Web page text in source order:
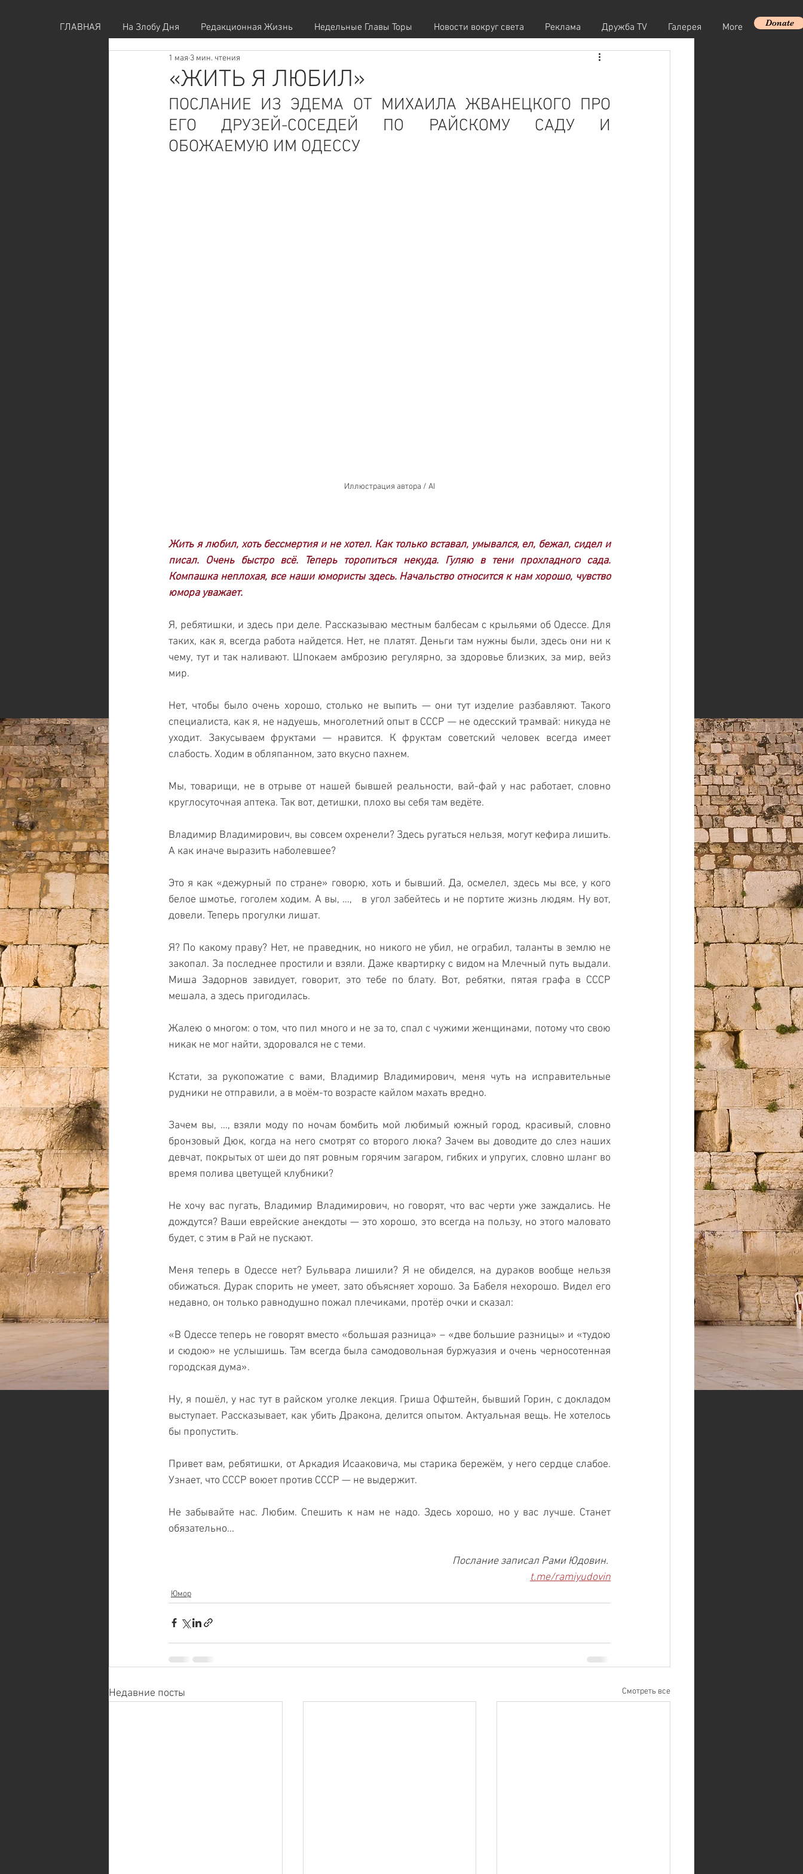
ГЛАВНАЯ На Злобу Дня Редакционная Жизнь Недельные Главы Торы Новости вокруг света Реклама Дружба TV Галерея More Donate
«ЖИТЬ Я ЛЮБИЛ»
1 мая 3 мин. чтения
ПОСЛАНИЕ ИЗ ЭДЕМА ОТ МИХАИЛА ЖВАНЕЦКОГО ПРО
ЕГО ДРУЗЕЙ-СОСЕДЕЙ ПО РАЙСКОМУ САДУ И
ОБОЖАЕМУЮ ИМ ОДЕССУ
Иллюстрация автора / AI
Жить я любил, хоть бессмертия и не хотел. Как только вставал, умывался, ел, бежал, сидел и
писал. Очень быстро всё. Теперь торопиться некуда. Гуляю в тени прохладного сада.
Компашка неплохая, все наши юмористы здесь. Начальство относится к нам хорошо, чувство
юмора уважает.
Я, ребятишки, и здесь при деле. Рассказываю местным балбесам с крыльями об Одессе. Для
таких, как я, всегда работа найдется. Нет, не платят. Деньги там нужны были, здесь они ни к
чему, тут и так наливают. Шпокаем амброзию регулярно, за здоровье близких, за мир, вейз
мир.
Нет, чтобы было очень хорошо, столько не выпить — они тут изделие разбавляют. Такого
специалиста, как я, не надуешь, многолетний опыт в СССР — не одесский трамвай: никуда не
уходит. Закусываем фруктами — нравится. К фруктам советский человек всегда имеет
слабость. Ходим в обляпанном, зато вкусно пахнем.
Мы, товарищи, не в отрыве от нашей бывшей реальности, вай-фай у нас работает, словно
круглосуточная аптека. Так вот, детишки, плохо вы себя там ведёте.
Владимир Владимирович, вы совсем охренели? Здесь ругаться нельзя, могут кефира лишить.
А как иначе выразить наболевшее?
Это я как «дежурный по стране» говорю, хоть и бывший. Да, осмелел, здесь мы все, у кого
белое шмотье, гоголем ходим. А вы, …,   в угол забейтесь и не портите жизнь людям. Ну вот,
довели. Теперь прогулки лишат.
Я? По какому праву? Нет, не праведник, но никого не убил, не ограбил, таланты в землю не
закопал. За последнее простили и взяли. Даже квартирку с видом на Млечный путь выдали.
Миша Задорнов завидует, говорит, это тебе по блату. Вот, ребятки, пятая графа в СССР
мешала, а здесь пригодилась.
Жалею о многом: о том, что пил много и не за то, спал с чужими женщинами, потому что свою
никак не мог найти, здоровался не с теми.
Кстати, за рукопожатие с вами, Владимир Владимирович, меня чуть на исправительные
рудники не отправили, а в моём-то возрасте кайлом махать вредно.
Зачем вы, …, взяли моду по ночам бомбить мой любимый южный город, красивый, словно
бронзовый Дюк, когда на него смотрят со второго люка? Зачем вы доводите до слез наших
девчат, покрытых от шеи до пят ровным горячим загаром, гибких и упругих, словно шланг во
время полива цветущей клубники?
Не хочу вас пугать, Владимир Владимирович, но говорят, что вас черти уже заждались. Не
дождутся? Ваши еврейские анекдоты — это хорошо, это всегда на пользу, но этого маловато
будет, с этим в Рай не пускают.
Меня теперь в Одессе нет? Бульвара лишили? Я не обиделся, на дураков вообще нельзя
обижаться. Дурак спорить не умеет, зато объясняет хорошо. За Бабеля нехорошо. Видел его
недавно, он только равнодушно пожал плечиками, протёр очки и сказал:
«В Одессе теперь не говорят вместо «большая разница» – «две большие разницы» и «тудою
и сюдою» не услышишь. Там всегда была самодовольная буржуазия и очень черносотенная
городская дума».
Ну, я пошёл, у нас тут в райском уголке лекция. Гриша Офштейн, бывший Горин, с докладом
выступает. Рассказывает, как убить Дракона, делится опытом. Актуальная вещь. Не хотелось
бы пропустить.
Привет вам, ребятишки, от Аркадия Исааковича, мы старика бережём, у него сердце слабое.
Узнает, что СССР воюет против СССР — не выдержит.
Не забывайте нас. Любим. Спешить к нам не надо. Здесь хорошо, но у вас лучше. Станет
обязательно…
Послание записал Рами Юдовин.
t.me/ramiyudovin
Юмор
Недавние посты Смотреть все